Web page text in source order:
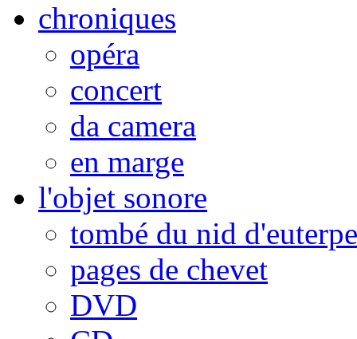
chroniques
opéra
concert
da camera
en marge
l'objet sonore
tombé du nid d'euterpe
pages de chevet
DVD